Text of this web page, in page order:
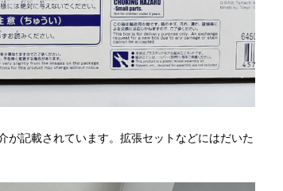
が記載されています。拡張セットなどにはだいた